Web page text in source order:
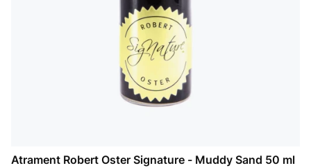
Atrament Robert Oster Signature - Muddy Sand 50 ml